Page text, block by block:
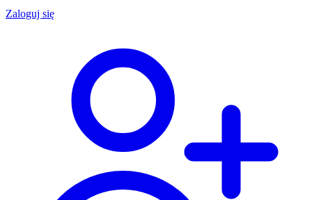
Zaloguj się